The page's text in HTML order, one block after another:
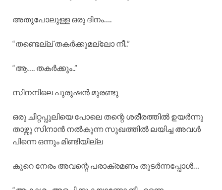
അതുപോലുള്ള ഒരു ദിനം….
“തണ്ടെല്ല് തകർക്കുമല്ലോ നീ..”
“ആ…. തകർക്കും..”
സിനനിലെ പുരുഷൻ മുരണ്ടു
ഒരു ചീറ്റപ്പുലിയെ പോലെ തന്റെ ശരീരത്തിൽ ഉയർന്നു
താഴ്ന്നു സിനാൻ നൽകുന്ന സുഖത്തിൽ ലയിച്ച അവൾ
പിന്നെ ഒന്നും മിണ്ടിയില്ല
കുറെ നേരം അവന്റെ പരാക്രമണം തുടർന്നപ്പോൾ…